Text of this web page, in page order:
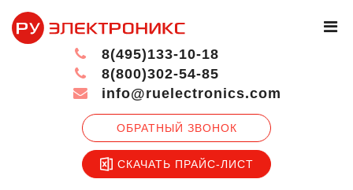
ОБРАТНЫЙ ЗВОНОК
СКАЧАТЬ ПРАЙС-ЛИСТ
8(495)133-10-18
8(800)302-54-85
info@ruelectronics.com